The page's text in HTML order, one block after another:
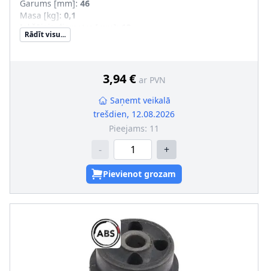
Garums [mm]: 46
Masa [kg]: 0,1
Iekšējais diametrs [mm]
Ārējais diametrs [mm]
Rādīt visu...
3,94 € ar PVN
Saņemt veikalā
trešdien, 12.08.2026
Pieejams: 11
- +
Pievienot grozam